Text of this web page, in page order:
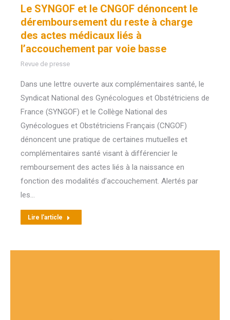
Le SYNGOF et le CNGOF dénoncent le
déremboursement du reste à charge
des actes médicaux liés à
l’accouchement par voie basse
Revue de presse
Dans une lettre ouverte aux complémentaires santé, le
Syndicat National des Gynécologues et Obstétriciens de
France (SYNGOF) et le Collège National des
Gynécologues et Obstétriciens Français (CNGOF)
dénoncent une pratique de certaines mutuelles et
complémentaires santé visant à différencier le
remboursement des actes liés à la naissance en
fonction des modalités d’accouchement. Alertés par
les…
Lire l'article